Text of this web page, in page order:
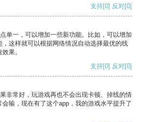
支持[0] 反对[0]
单一，可以增加一些新功能。比如，可以增加
这样就可以根据网络情况自动选择最优的线
果。
支持[0] 反对[0]
非常好，玩游戏再也不会出现卡顿、掉线的情
输，现在有了这个app，我的游戏水平提升了